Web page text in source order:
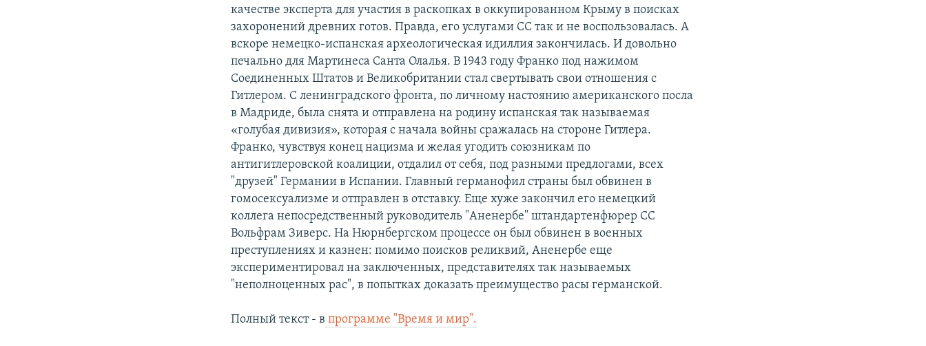
качестве эксперта для участия в раскопках в оккупированном Крыму в поисках
захоронений древних готов. Правда, его услугами СС так и не воспользовалась. А
вскоре немецко-испанская археологическая идиллия закончилась. И довольно
печально для Мартинеса Санта Олалья. В 1943 году Франко под нажимом
Соединенных Штатов и Великобритании стал свертывать свои отношения с
Гитлером. С ленинградского фронта, по личному настоянию американского посла
в Мадриде, была снята и отправлена на родину испанская так называемая
«голубая дивизия», которая с начала войны сражалась на стороне Гитлера.
Франко, чувствуя конец нацизма и желая угодить союзникам по
антигитлеровской коалиции, отдалил от себя, под разными предлогами, всех
"друзей" Германии в Испании. Главный германофил страны был обвинен в
гомосексуализме и отправлен в отставку. Еще хуже закончил его немецкий
коллега непосредственный руководитель "Аненербе" штандартенфюрер СС
Вольфрам Зиверс. На Нюрнбергском процессе он был обвинен в военных
преступлениях и казнен: помимо поисков реликвий, Аненербе еще
экспериментировал на заключенных, представителях так называемых
"неполноценных рас", в попытках доказать преимущество расы германской.
Полный текст - в программе "Время и мир".